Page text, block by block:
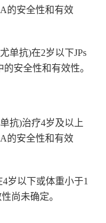
的安全性和有效
单抗)在2岁以下JPs
安全性和有效性。
抗)治疗4岁及以上
的安全性和有效
岁以下或体重小于1
尚未确定。